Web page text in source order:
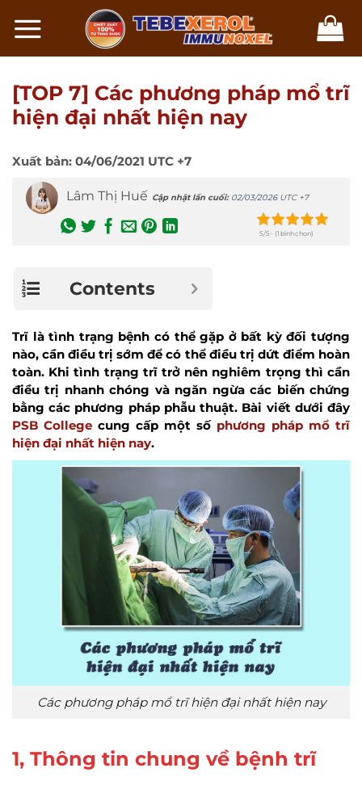
đến
[TOP 7] Các phương pháp mổ trĩ
hiện đại nhất hiện nay
Xuất bản: 04/06/2021 UTC +7
Lâm Thị Huế Cập nhật lần cuối: 02/03/2026UTC +7
5/5 - (1 bình chọn)
Contents
Trĩ là tình trạng bệnh có thể gặp ở bất kỳ đối tượng
nào, cần điều trị sớm để có thể điều trị dứt điểm hoàn
toàn. Khi tình trạng trĩ trở nên nghiêm trọng thì cần
điều trị nhanh chóng và ngăn ngừa các biến chứng
bằng các phương pháp phẫu thuật. Bài viết dưới đây
PSB College cung cấp một số phương pháp mổ trĩ
hiện đại nhất hiện nay.
Các phương pháp mổ trĩ hiện đại nhất hiện nay
1, Thông tin chung về bệnh trĩ